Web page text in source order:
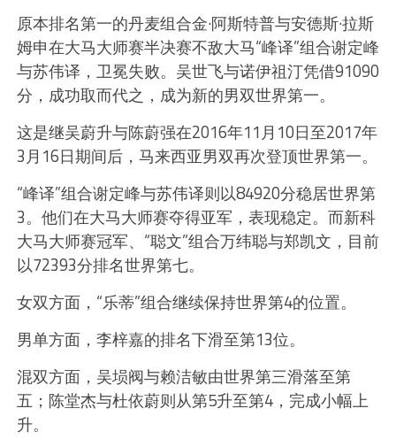
原本排名第一的丹麦组合金·阿斯特普与安德斯·拉斯
姆申在大马大师赛半决赛不敌大马“峰译”组合谢定峰
与苏伟译，卫冕失败。吴世飞与诺伊祖汀凭借91090
分，成功取而代之，成为新的男双世界第一。
这是继吴蔚升与陈蔚强在2016年11月10日至2017年
3月16日期间后，马来西亚男双再次登顶世界第一。
“峰译”组合谢定峰与苏伟译则以84920分稳居世界第
3。他们在大马大师赛夺得亚军，表现稳定。而新科
大马大师赛冠军、“聪文”组合万纬聪与郑凯文，目前
以72393分排名世界第七。
女双方面，“乐蒂”组合继续保持世界第4的位置。
男单方面，李梓嘉的排名下滑至第13位。
混双方面，吴埙阀与赖洁敏由世界第三滑落至第
五；陈堂杰与杜依蔚则从第5升至第4，完成小幅上
升。